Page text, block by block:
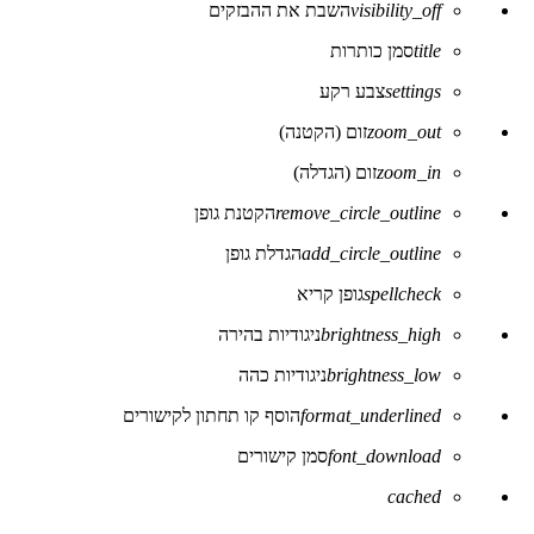
של
visibility_offהשבת את ההבזקים
titleסמן כותרות
settingsצבע רקע
zoom_outזום (הקטנה)
zoom_inזום (הגדלה)
remove_circle_outlineהקטנת גופן
add_circle_outlineהגדלת גופן
spellcheckגופן קריא
brightness_highניגודיות בהירה
brightness_lowניגודיות כהה
format_underlinedהוסף קו תחתון לקישורים
font_downloadסמן קישורים
לאפס
cached